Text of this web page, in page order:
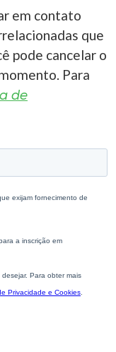
em contato
que
pode cancelar o
Para
de